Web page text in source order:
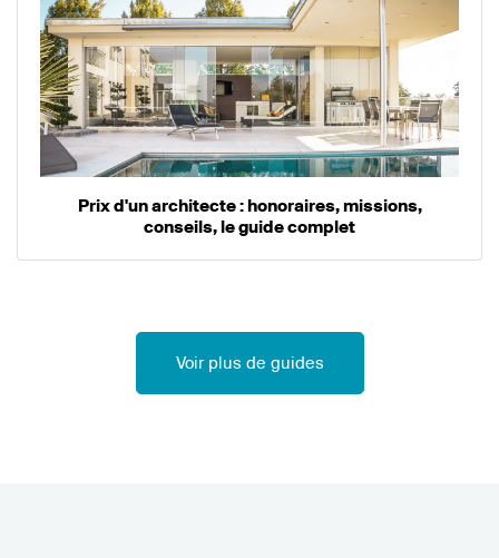
Prix d'un architecte : honoraires, missions,
conseils, le guide complet
Voir plus de guides